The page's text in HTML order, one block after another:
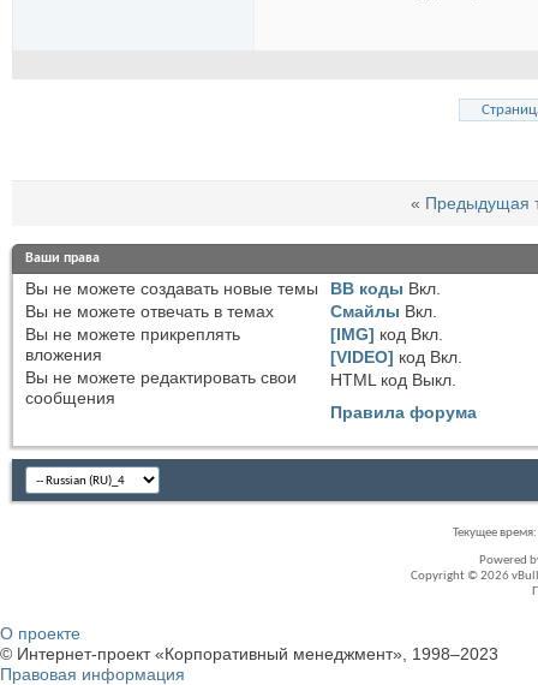
« Предыдущая
Ваши права
Вы не можете создавать новые темы
Вы не можете отвечать в темах
Вы не можете прикреплять
вложения
Вы не можете редактировать свои
сообщения
BB коды Вкл.
Смайлы Вкл.
[IMG] код Вкл.
[VIDEO] код Вкл.
HTML код Выкл.
Правила форума
Текущее время:
Powered
Copyright © 2026
О проекте
© Интернет-проект «Корпоративный менеджмент», 1998–2023
Правовая информация